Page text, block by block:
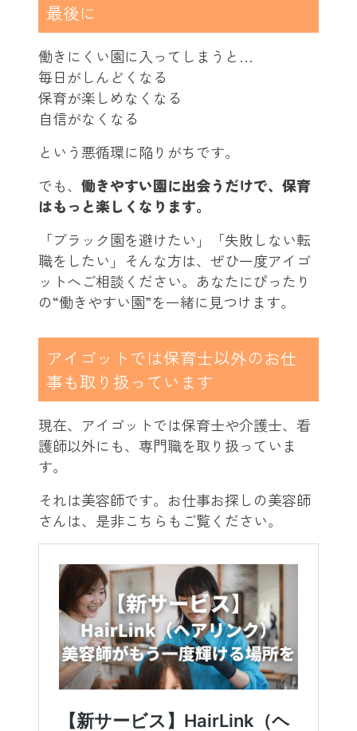
最後に
働きにくい園に入ってしまうと…
毎日がしんどくなる
保育が楽しめなくなる
自信がなくなる
という悪循環に陥りがちです。
でも、 働きやすい園に出会うだけで、保育
はもっと楽しくなります。
「ブラック園を避けたい」「失敗しない転
職をしたい」そんな方は、ぜひ一度アイゴ
ットへご相談ください。あなたにぴったり
の“働きやすい園”を一緒に見つけます。
アイゴットでは保育士以外のお仕
事も取り扱っています
現在、アイゴットでは保育士や介護士、看
護師以外にも、専門職を取り扱っていま
す。
それは美容師です。お仕事お探しの美容師
さんは、是非こちらもご覧ください。